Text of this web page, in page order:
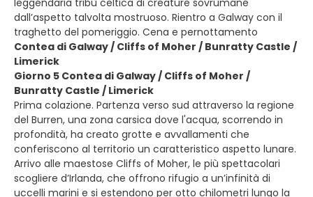
leggendaria tribù celtica di creature sovrumane
dall’aspetto talvolta mostruoso. Rientro a Galway con il
traghetto del pomeriggio. Cena e pernottamento
Contea di Galway / Cliffs of Moher / Bunratty Castle /
Limerick
Giorno 5 Contea di Galway / Cliffs of Moher /
Bunratty Castle / Limerick
Prima colazione. Partenza verso sud attraverso la regione
del Burren, una zona carsica dove l'acqua, scorrendo in
profondità, ha creato grotte e avvallamenti che
conferiscono al territorio un caratteristico aspetto lunare.
Arrivo alle maestose Cliffs of Moher, le più spettacolari
scogliere d’Irlanda, che offrono rifugio a un’infinità di
uccelli marini e si estendono per otto chilometri lungo la